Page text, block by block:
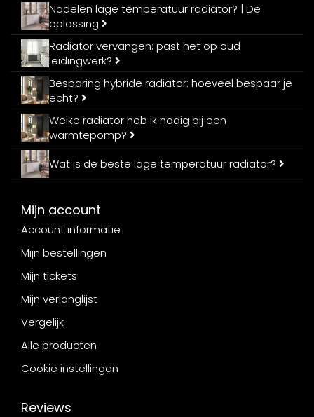
Nadelen lage temperatuur radiator? | De
oplossing
Radiator vervangen: past het op oud
leidingwerk?
Besparing hybride radiator: hoeveel bespaar je
echt?
Welke radiator heb ik nodig bij een
warmtepomp?
Wat is de beste lage temperatuur radiator?
Mijn account
Account informatie
Mijn bestellingen
Mijn tickets
Mijn verlanglijst
Vergelijk
Alle producten
Cookie instellingen
Reviews